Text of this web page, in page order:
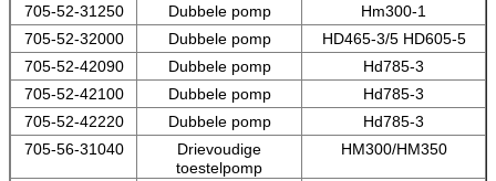
705-52-31250
Dubbele pomp
Hm300-1
705-52-32000
Dubbele pomp
HD465-3/5 HD605-5
705-52-42090
Dubbele pomp
Hd785-3
705-52-42100
Dubbele pomp
Hd785-3
705-52-42220
Dubbele pomp
Hd785-3
705-56-31040
Drievoudige
toestelpomp
HM300/HM350